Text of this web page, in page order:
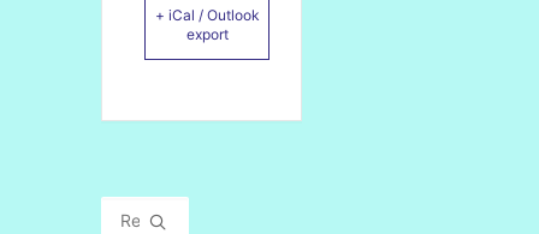
+ iCal / Outlook
export